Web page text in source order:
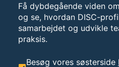
Få dybdegående viden
og se, hvordan DISC-
samarbejdet og udvikle
praksis.
Besøg vores søsterside